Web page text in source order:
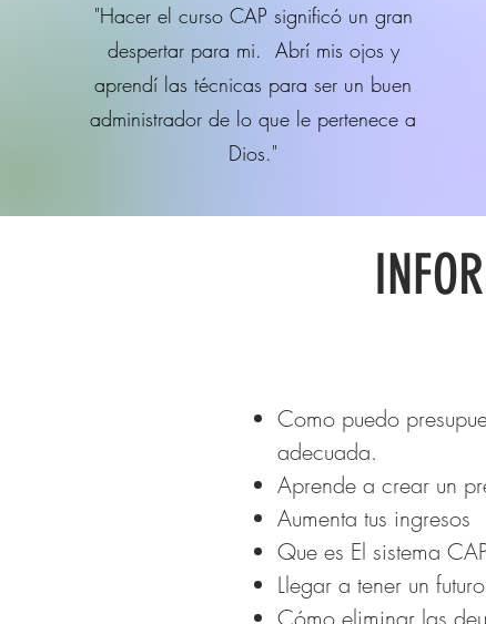
"Hacer el curso CAP significó un gran
despertar para mi. Abrí mis ojos y
aprendí las técnicas para ser un buen
administrador de lo que le pertenece a
Dios."
Como puedo
adecuada.
Aprende a crear un
Aumenta tus ingresos
Que es El sistema
Llegar a tener un
Cómo eliminar las